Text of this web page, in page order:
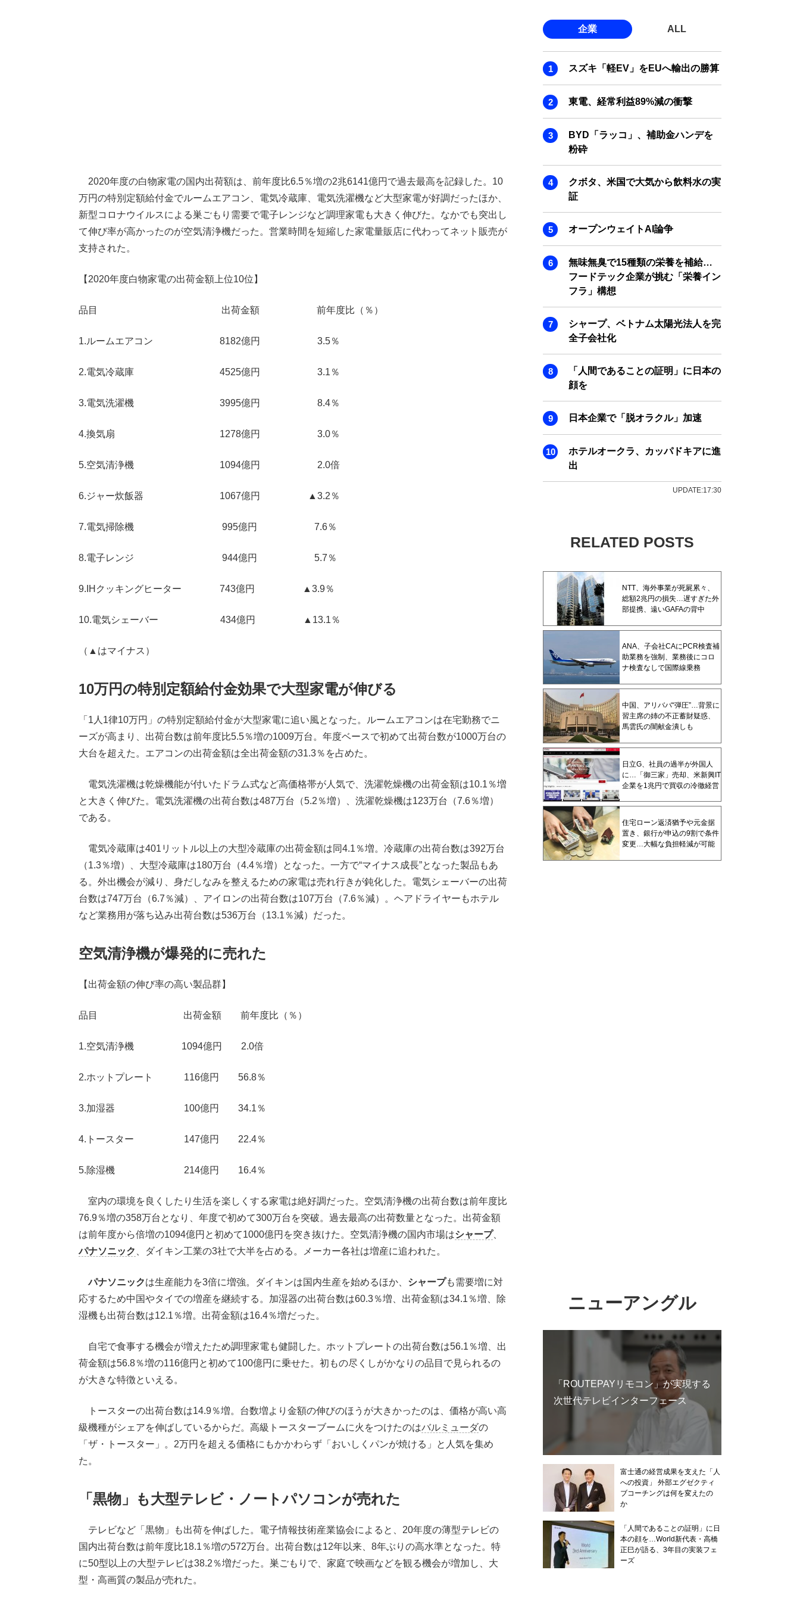
2020年度の白物家電の国内出荷額は、前年度比6.5％増の2兆6141億円で過去最高を記録した。10
万円の特別定額給付金でルームエアコン、電気冷蔵庫、電気洗濯機など大型家電が好調だったほか、
新型コロナウイルスによる巣ごもり需要で電子レンジなど調理家電も大きく伸びた。なかでも突出し
て伸び率が高かったのが空気清浄機だった。営業時間を短縮した家電量販店に代わってネット販売が
支持された。
【2020年度白物家電の出荷金額上位10位】
品目 出荷金額 前年度比（％）
1.ルームエアコン 8182億円 3.5％
2.電気冷蔵庫 4525億円 3.1％
3.電気洗濯機 3995億円 8.4％
4.換気扇 1278億円 3.0％
5.空気清浄機 1094億円 2.0倍
6.ジャー炊飯器 1067億円 ▲3.2％
7.電気掃除機 995億円 7.6％
8.電子レンジ 944億円 5.7％
9.IHクッキングヒーター 743億円 ▲3.9％
10.電気シェーバー 434億円 ▲13.1％
（▲はマイナス）
10万円の特別定額給付金効果で大型家電が伸びる
「1人1律10万円」の特別定額給付金が大型家電に追い風となった。ルームエアコンは在宅勤務でニ
ーズが高まり、出荷台数は前年度比5.5％増の1009万台。年度ベースで初めて出荷台数が1000万台の
大台を超えた。エアコンの出荷金額は全出荷金額の31.3％を占めた。
電気洗濯機は乾燥機能が付いたドラム式など高価格帯が人気で、洗濯乾燥機の出荷金額は10.1％増
と大きく伸びた。電気洗濯機の出荷台数は487万台（5.2％増）、洗濯乾燥機は123万台（7.6％増）
である。
電気冷蔵庫は401リットル以上の大型冷蔵庫の出荷金額は同4.1％増。冷蔵庫の出荷台数は392万台
（1.3％増）、大型冷蔵庫は180万台（4.4％増）となった。一方で“マイナス成長”となった製品もあ
る。外出機会が減り、身だしなみを整えるための家電は売れ行きが鈍化した。電気シェーバーの出荷
台数は747万台（6.7％減）、アイロンの出荷台数は107万台（7.6％減）。ヘアドライヤーもホテル
など業務用が落ち込み出荷台数は536万台（13.1％減）だった。
空気清浄機が爆発的に売れた
【出荷金額の伸び率の高い製品群】
品目 出荷金額 前年度比（％）
1.空気清浄機 1094億円 2.0倍
2.ホットプレート 116億円 56.8％
3.加湿器 100億円 34.1％
4.トースター 147億円 22.4％
5.除湿機 214億円 16.4％
室内の環境を良くしたり生活を楽しくする家電は絶好調だった。空気清浄機の出荷台数は前年度比
76.9％増の358万台となり、年度で初めて300万台を突破。過去最高の出荷数量となった。出荷金額
は前年度から倍増の1094億円と初めて1000億円を突き抜けた。空気清浄機の国内市場はシャープ、
パナソニック
、ダイキン工業の3社で大半を占める。メーカー各社は増産に追われた。
パナソニックは生産能力を3倍に増強。ダイキンは国内生産を始めるほか、 シャープも需要増に対
応するため中国やタイでの増産を継続する。加湿器の出荷台数は60.3％増、出荷金額は34.1％増、除
湿機も出荷台数は12.1％増。出荷金額は16.4％増だった。
自宅で食事する機会が増えたため調理家電も健闘した。ホットプレートの出荷台数は56.1％増、出
荷金額は56.8％増の116億円と初めて100億円に乗せた。初もの尽くしがかなりの品目で見られるの
が大きな特徴といえる。
トースターの出荷台数は14.9％増。台数増より金額の伸びのほうが大きかったのは、価格が高い高
級機種がシェアを伸ばしているからだ。高級トースターブームに火をつけたのはバルミューダの
「ザ・トースター」。2万円を超える価格にもかかわらず「おいしくパンが焼ける」と人気を集め
た。
「黒物」も大型テレビ・ノートパソコンが売れた
テレビなど「黒物」も出荷を伸ばした。電子情報技術産業協会によると、20年度の薄型テレビの
国内出荷台数は前年度比18.1％増の572万台。出荷台数は12年以来、8年ぶりの高水準となった。特
に50型以上の大型テレビは38.2％増だった。巣ごもりで、家庭で映画などを観る機会が増加し、大
型・高画質の製品が売れた。
企業 ALL
スズキ「軽EV」をEUへ輸出の勝算
東電、経常利益89%減の衝撃
BYD「ラッコ」、補助金ハンデを
粉砕
クボタ、米国で大気から飲料水の実
証
オープンウェイトAI論争
無味無臭で15種類の栄養を補給…
フードテック企業が挑む「栄養イン
フラ」構想
シャープ、ベトナム太陽光法人を完
全子会社化
「人間であることの証明」に日本の
顔を
日本企業で「脱オラクル」加速
ホテルオークラ、カッパドキアに進
出
UPDATE:17:30
RELATED POSTS
NTT、海外事業が死屍累々、
総額2兆円の損失…遅すぎた外
部提携、遠いGAFAの背中
ANA、子会社CAにPCR検査補
助業務を強制、業務後にコロ
ナ検査なしで国際線乗務
中国、アリババ“弾圧”…背景に
習主席の姉の不正蓄財疑惑、
馬雲氏の闇献金潰しも
日立G、社員の過半が外国人
に…「御三家」売却、米新興IT
企業を1兆円で買収の冷徹経営
住宅ローン返済猶予や元金据
置き、銀行が申込の9割で条件
変更…大幅な負担軽減が可能
ニューアングル
「ROUTEPAYリモコン」が実現する
次世代テレビインターフェース
富士通の経営成果を支えた「人
への投資」 外部エグゼクティ
ブコーチングは何を変えたの
か
「人間であることの証明」に日
本の顔を…World新代表・高橋
正巳が語る、3年目の実装フェ
ーズ